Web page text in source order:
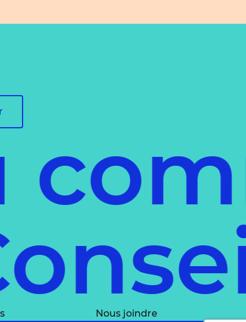
Nous joindre